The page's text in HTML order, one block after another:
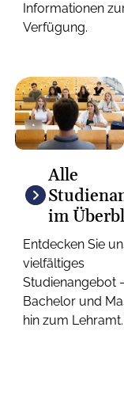
Informationen
Verfügung.
Alle
im
Entdecken Sie
vielfältiges
Studienangebot
Bachelor und
hin zum Lehramt.